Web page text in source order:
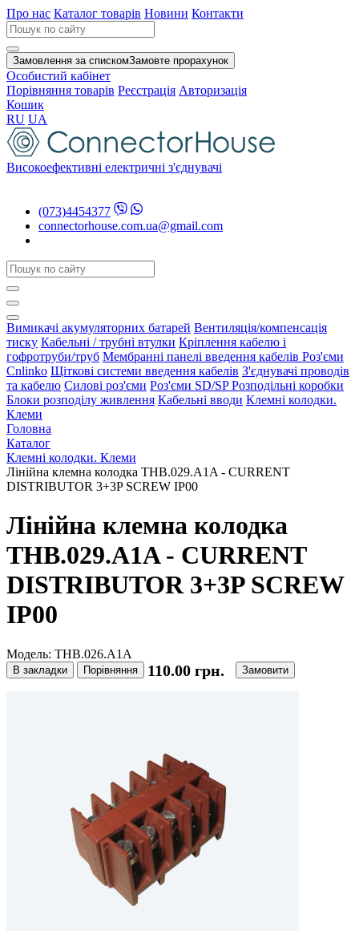
Про нас Каталог товарів Новини Контакти
Замовлення за спискомЗамовте прорахунок
Особистий кабінет
Порівняння товарів Реєстрація Авторизація
Кошик
RU UA
Високоефективні електричні з'єднувачі
(073)4454377
connectorhouse.com.ua@gmail.com
Вимикачі акумуляторних батарей Вентиляція/компенсація
тиску Кабельні / трубні втулки Кріплення кабелю і
гофротруби/труб Мембранні панелі введення кабелів Роз'єми
Cnlinko Щіткові системи введення кабелів З'єднувачі проводів
та кабелю Силові роз'єми Роз'єми SD/SPРозподільні коробки
Блоки розподілу живлення Кабельні вводи Клемні колодки.
Клеми
Головна
Каталог
Клемні колодки. Клеми
Лінійна клемна колодка THB.029.A1A - CURRENT
DISTRIBUTOR 3+3P SCREW IP00
Лінійна клемна колодка
THB.029.A1A - CURRENT
DISTRIBUTOR 3+3P SCREW
IP00
Модель: THB.026.A1A
В закладки Порівняння 110.00 грн. Замовити